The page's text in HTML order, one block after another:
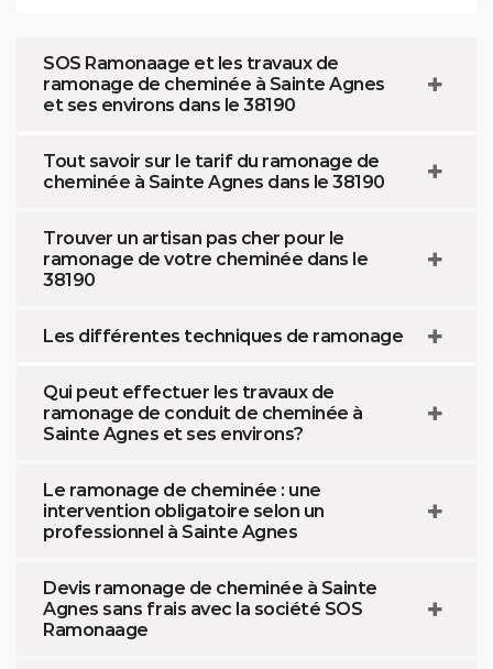
SOS Ramonaage et les travaux de
ramonage de cheminée à Sainte Agnes
et ses environs dans le 38190
Tout savoir sur le tarif du ramonage de
cheminée à Sainte Agnes dans le 38190
Trouver un artisan pas cher pour le
ramonage de votre cheminée dans le
38190
Les différentes techniques de ramonage
Qui peut effectuer les travaux de
ramonage de conduit de cheminée à
Sainte Agnes et ses environs?
Le ramonage de cheminée : une
intervention obligatoire selon un
professionnel à Sainte Agnes
Devis ramonage de cheminée à Sainte
Agnes sans frais avec la société SOS
Ramonaage